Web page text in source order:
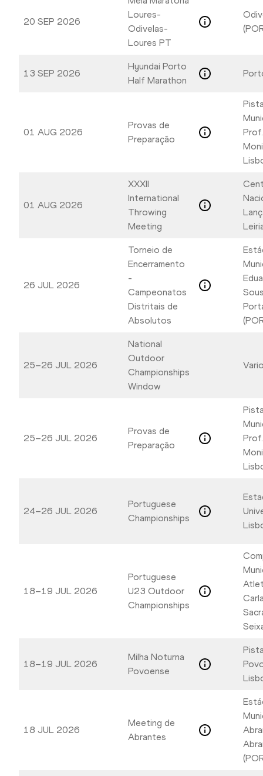
20 SEP 2026
Loures-
Odivelas-
Loures PT
13 SEP 2026
Hyundai Porto
Half Marathon
01 AUG 2026
Provas de
Preparação
01 AUG 2026
XXXII
International
Throwing
Meeting
26 JUL 2026
Torneio de
Encerramento
-
Campeonatos
Distritais de
Absolutos
25–26 JUL 2026
National
Outdoor
Championships
Window
25–26 JUL 2026
Provas de
Preparação
24–26 JUL 2026
Portuguese
Championships
18–19 JUL 2026
Portuguese
U23 Outdoor
Championships
18–19 JUL 2026
Milha Noturna
Povoense
18 JUL 2026
Meeting de
Abrantes